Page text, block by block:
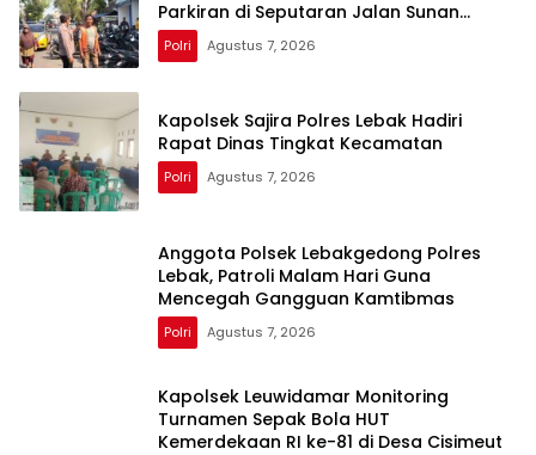
Parkiran di Seputaran Jalan Sunan
Kalijaga
Polri Agustus 7, 2026
Kapolsek Sajira Polres Lebak Hadiri
Rapat Dinas Tingkat Kecamatan
Polri Agustus 7, 2026
Anggota Polsek Lebakgedong Polres
Lebak, Patroli Malam Hari Guna
Mencegah Gangguan Kamtibmas
Polri Agustus 7, 2026
Kapolsek Leuwidamar Monitoring
Turnamen Sepak Bola HUT
Kemerdekaan RI ke-81 di Desa Cisimeut